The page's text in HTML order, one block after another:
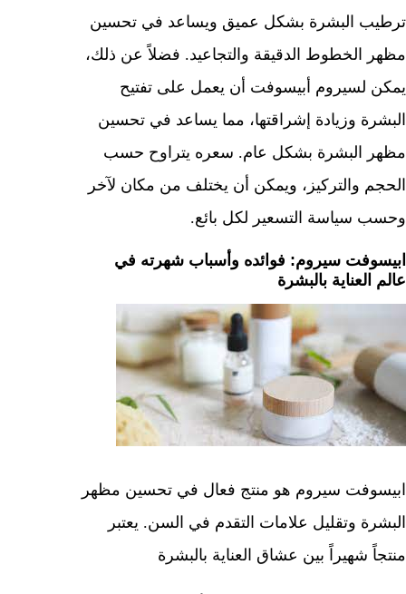
ترطيب البشرة بشكل عميق ويساعد في تحسين
مظهر الخطوط الدقيقة والتجاعيد. فضلاً عن ذلك،
يمكن لسيروم أبيسوفت أن يعمل على تفتيح
البشرة وزيادة إشراقتها، مما يساعد في تحسين
مظهر البشرة بشكل عام. سعره يتراوح حسب
الحجم والتركيز، ويمكن أن يختلف من مكان لآخر
وحسب سياسة التسعير لكل بائع.
ابيسوفت سيروم: فوائده وأسباب شهرته في
عالم العناية بالبشرة
ابيسوفت سيروم هو منتج فعال في تحسين مظهر
البشرة وتقليل علامات التقدم في السن. يعتبر
منتجاً شهيراً بين عشاق العناية بالبشرة